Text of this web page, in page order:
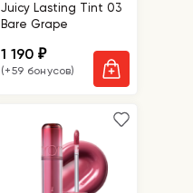
Juicy Lasting Tint 03
Bare Grape
1 190₽
(+59 бонусов)